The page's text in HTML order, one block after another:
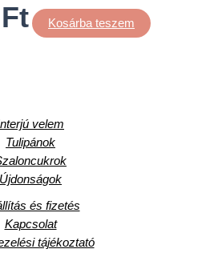
Ft Kosárba teszem
velem
Tulipánok
Újdonságok
és fizetés
Kapcsolat
tájékoztató